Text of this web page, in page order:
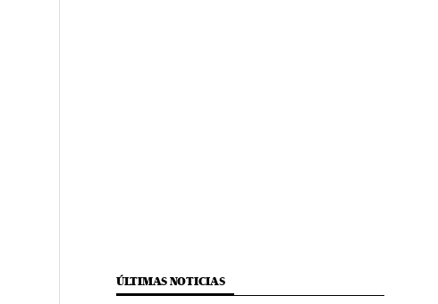
ÚLTIMAS NOTICIAS